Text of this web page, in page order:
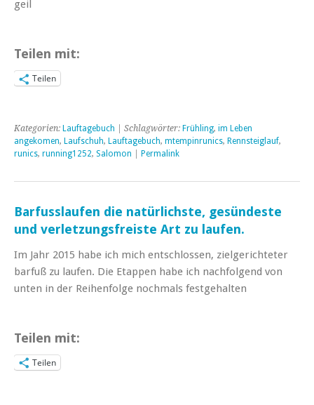
geil
Teilen mit:
Teilen
Kategorien: Lauftagebuch | Schlagwörter: Frühling, im Leben
angekomen, Laufschuh, Lauftagebuch, mtempinrunics, Rennsteiglauf,
runics, running1252, Salomon Permalink
Barfusslaufen die natürlichste, gesündeste
und verletzungsfreiste Art zu laufen.
Im Jahr 2015 habe ich mich entschlossen, zielgerichteter
barfuß zu laufen. Die Etappen habe ich nachfolgend von
unten in der Reihenfolge nochmals festgehalten
Teilen mit:
Teilen